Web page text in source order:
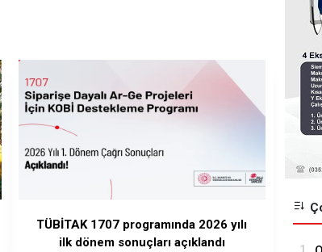
TÜBİTAK 1707 programında 2026 yılı
ilk dönem sonuçları açıklandı